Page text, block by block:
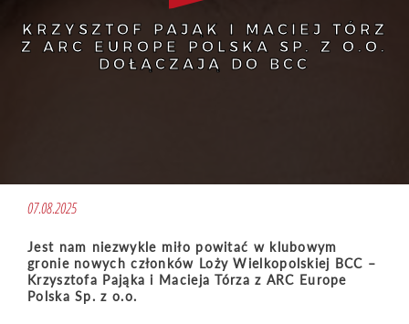
KRZYSZTOF PAJĄK I MACIEJ TÓRZ
Z ARC EUROPE POLSKA SP. Z O.O.
DOŁĄCZAJĄ DO BCC
07.08.2025
Jest nam niezwykle miło powitać w klubowym
gronie nowych członków Loży Wielkopolskiej BCC –
Krzysztofa Pająka i Macieja Tórza z ARC Europe
Polska Sp. z o.o.